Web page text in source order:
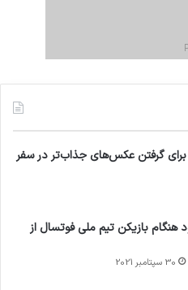
هنگام بازیکن تیم ملی فوتسال از
30 سپتامبر 2021